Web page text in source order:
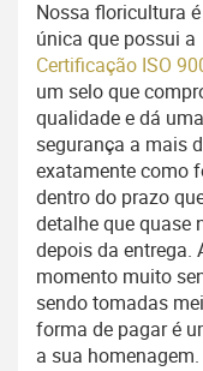
Nossa floricultura
única que possui a
Certificação ISO
um selo que
qualidade e dá uma
segurança a mais
exatamente como
dentro do prazo
detalhe que quase
depois da entrega.
momento muito
sendo tomadas
forma de pagar é
a sua homenagem.